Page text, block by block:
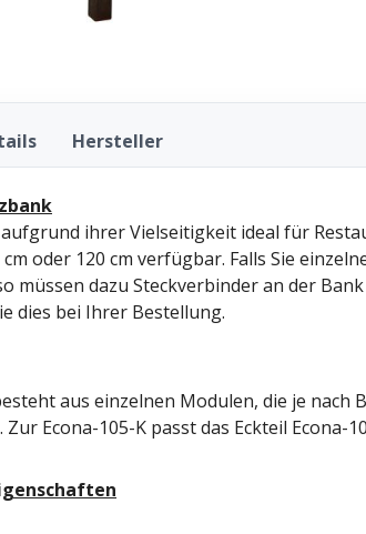
Hersteller
aufgrund ihrer Vielseitigkeit ideal für
oder 120 cm verfügbar. Falls Sie
müssen dazu Steckverbinder an der
dies bei Ihrer Bestellung.
aus einzelnen Modulen, die je nach
Econa-105-K passt das Eckteil Econa-